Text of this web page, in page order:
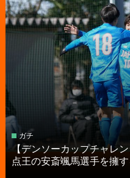
ガチ
【デンソーカップチャレ
点王の安斎颯馬選手を擁